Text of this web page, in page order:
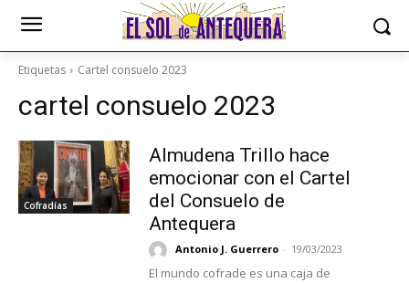
Etiquetas Cartel consuelo 2023
cartel consuelo 2023
Cofradías
Almudena Trillo hace
emocionar con el Cartel
del Consuelo de
Antequera
Antonio J. Guerrero - 19/03/2023
El mundo cofrade es una caja de